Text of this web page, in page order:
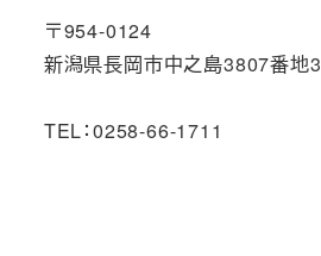
〒954-0124
新潟県長岡市中之島3807番地3
TEL：0258-66-1711